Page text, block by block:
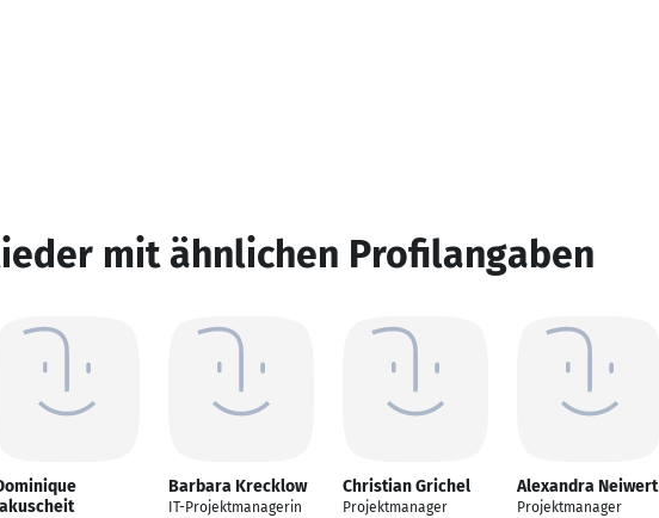
mit ähnlichen Profilangaben
Barbara Krecklow
IT-Projektmanagerin
Christian Grichel
Projektmanager
Alexandra Neiwert
Projektmanager